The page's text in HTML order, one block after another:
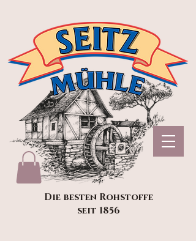
Die besten Rohstoffe
seit 1856